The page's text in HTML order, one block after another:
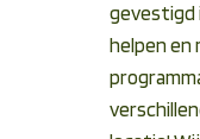
gevestigd
helpen en